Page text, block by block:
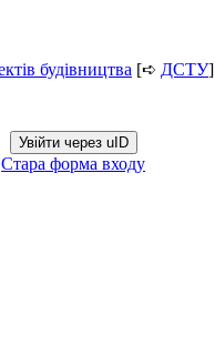
будівництва [➪ ДСТУ]
Увійти через uID
Стара форма входу